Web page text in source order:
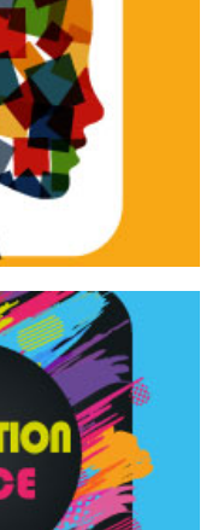
di teatro
– I Edizione